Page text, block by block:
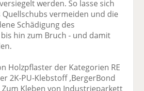
werden. So lasse sich
Quellschubs vermeiden und die
Schädigung des
hin zum Bruch - und damit
Holzpflaster der Kategorien RE
2K-PU-Klebstoff ,BergerBond
Zum Kleben von Industrieparkett